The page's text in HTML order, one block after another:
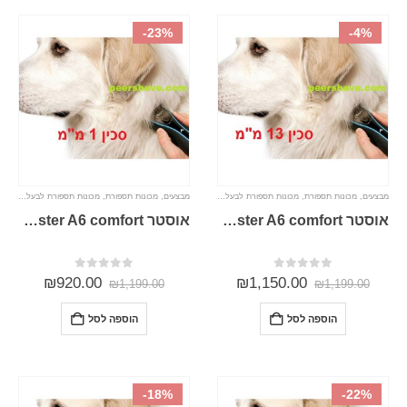
-4%
מבצעים, מכונות תספורת, מכונות תספורת לבעלי חיים
אוסטר Oster A6 comfort מכונת תספורת מקצועית לבעלי חיים /כלבים /חתולים
0 מתוך 5
₪1,199.00
₪1,150.00
הוספה לסל
-23%
מבצעים, מכונות תספורת, מכונות תספורת לבעלי חיים
אוסטר Oster A6 comfort מכונת תספורת מקצועית לבעלי חיים /כלבים /חתולים סכין 1מ”מ
0 מתוך 5
₪1,199.00
₪920.00
הוספה לסל
-22%
-18%